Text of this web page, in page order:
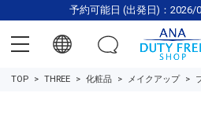
予約可能日 (出発日)：2026/
TOP THREE 化粧品 メイクアップ